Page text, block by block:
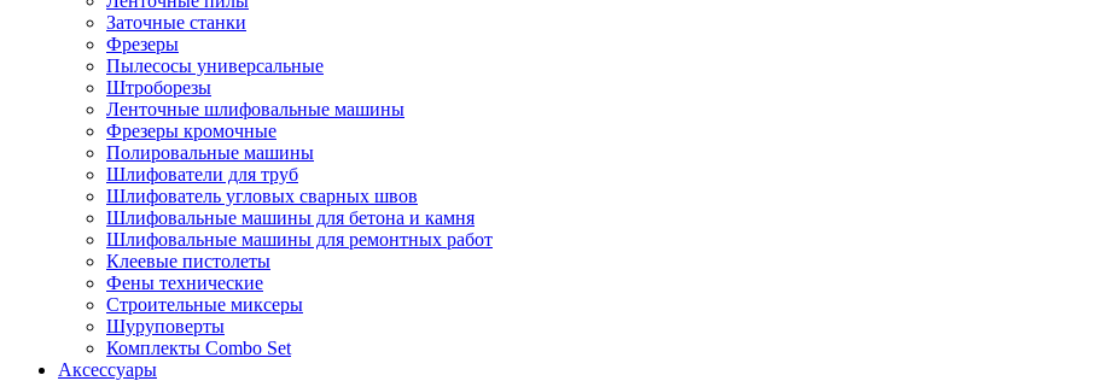
Заточные станки
Фрезеры
Пылесосы универсальные
Штроборезы
Ленточные шлифовальные машины
Фрезеры кромочные
Полировальные машины
Шлифователи для труб
Шлифователь угловых сварных швов
Шлифовальные машины для бетона и камня
Шлифовальные машины для ремонтных работ
Клеевые пистолеты
Фены технические
Строительные миксеры
Шуруповерты
Комплекты Combo Set
Аксессуары